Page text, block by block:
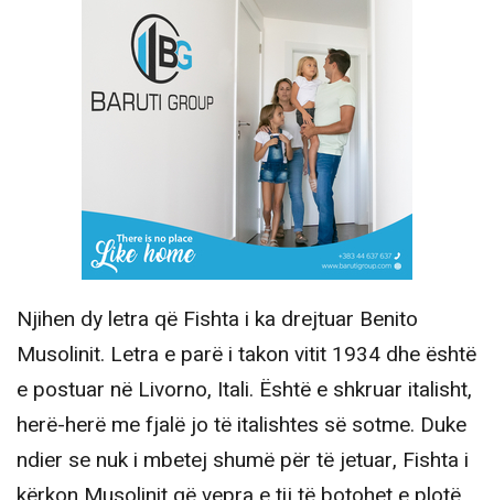
Njihen dy letra që Fishta i ka drejtuar Benito
Musolinit. Letra e parë i takon vitit 1934 dhe është
e postuar në Livorno, Itali. Është e shkruar italisht,
herë-herë me fjalë jo të italishtes së sotme. Duke
ndier se nuk i mbetej shumë për të jetuar, Fishta i